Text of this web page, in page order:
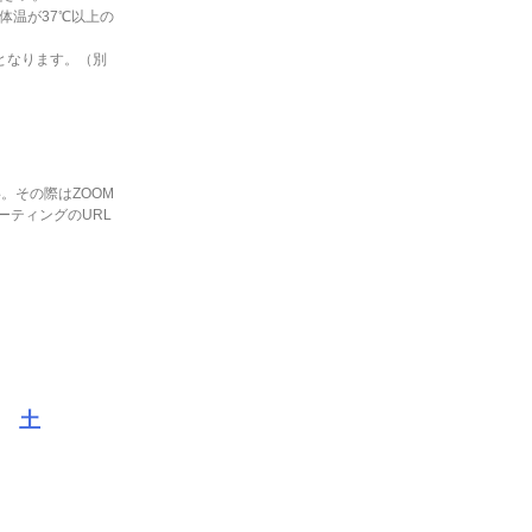
温が37℃以上の
ります。（別
その際はZOOM
ティングのURL
土